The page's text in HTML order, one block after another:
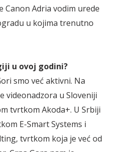
Canon Adria vodim urede
u kojima trenutno
u ovoj godini?
smo već aktivni. Na
videonadzora u Sloveniji
tvrtkom Akoda+. U Srbiji
E-Smart Systems i
tvrtkom koja je već od